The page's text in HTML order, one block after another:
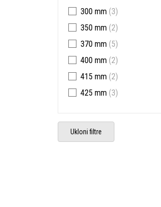
(11)
Tvrdi asfalt
Tvrdo stvrdnuti beton
Željeznička tračnica
300 mm (3)
350 mm (2)
370 mm (5)
400 mm (2)
415 mm (2)
425 mm (3)
Ukloni filtre